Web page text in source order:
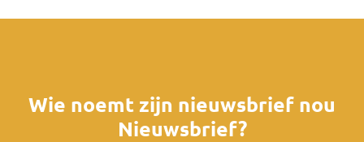
Wie noemt zijn nieuwsbrief nou
Nieuwsbrief?